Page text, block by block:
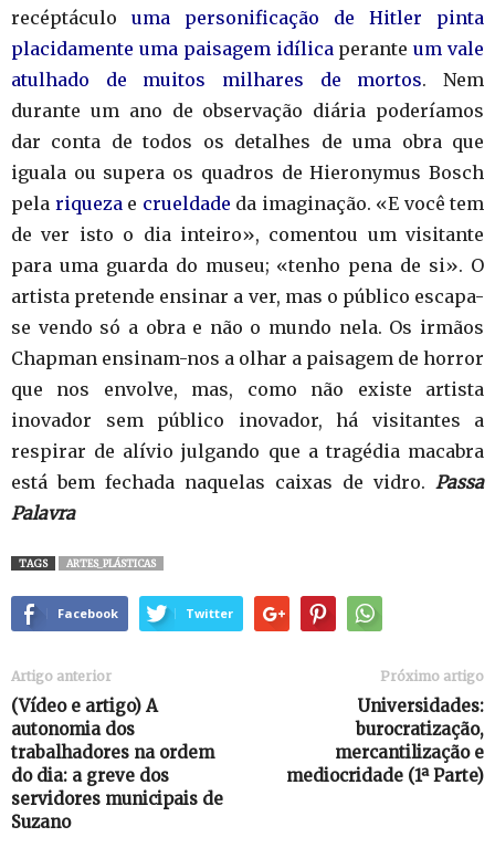
recéptáculo uma personificação de Hitler pinta
placidamente uma paisagem idílicaperanteum vale
atulhado de muitos milhares de mortos. Nem
durante um ano de observação diária poderíamos
dar conta de todos os detalhes de uma obra que
iguala ou supera os quadros de Hieronymus Bosch
pela riquezae crueldade da imaginação. «E você tem
de ver isto o dia inteiro», comentou um visitante
para uma guarda do museu; «tenho pena de si». O
artista pretende ensinar a ver, mas o público escapa-
se vendo só a obra e não o mundo nela. Os irmãos
Chapman ensinam-nos a olhar a paisagem de horror
que nos envolve, mas, como não existe artista
inovador sem público inovador, há visitantes a
respirar de alívio julgando que a tragédia macabra
está bem fechada naquelas caixas de vidro. Passa
Palavra
TAGS ARTES_PLÁSTICAS
Facebook Twitter
Artigo anterior
(Vídeo e artigo) A
autonomia dos
trabalhadores na ordem
do dia: a greve dos
servidores municipais de
Suzano
Próximo artigo
Universidades:
burocratização,
mercantilização e
mediocridade (1ª Parte)